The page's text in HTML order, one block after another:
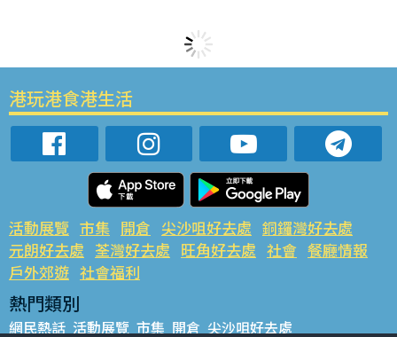
港玩港食港生活
活動展覽 市集 開倉 尖沙咀好去處 銅鑼灣好去處
元朗好去處 荃灣好去處 旺角好去處 社會 餐廳情報
戶外郊遊 社會福利
熱門類別
網民熱話 活動展覽 市集 開倉 尖沙咀好去處